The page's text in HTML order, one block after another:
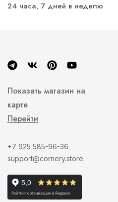
24 часа, 7 дней в неделю
Показать магазин на
карте
Перейти
+7 925 585-96-36
support@cornery.store